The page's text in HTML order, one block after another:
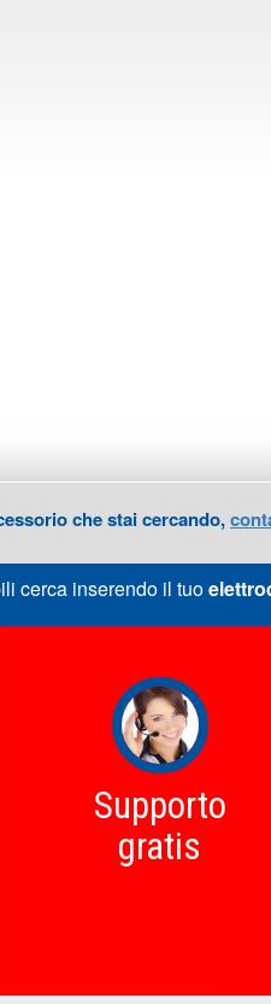
che stai cercando,
cerca inserendo il tuo
Supporto
gratis